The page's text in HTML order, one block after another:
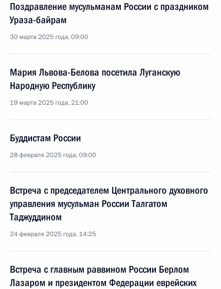
Поздравление мусульманам России с праздником
Ураза-байрам
30 марта 2025 года, 09:00
Мария Львова-Белова посетила Луганскую
Народную Республику
19 марта 2025 года, 21:00
Буддистам России
28 февраля 2025 года, 09:00
Встреча с председателем Центрального духовного
управления мусульман России Талгатом
Таджуддином
24 февраля 2025 года, 14:25
Встреча с главным раввином России Берлом
Лазаром и президентом Федерации еврейских